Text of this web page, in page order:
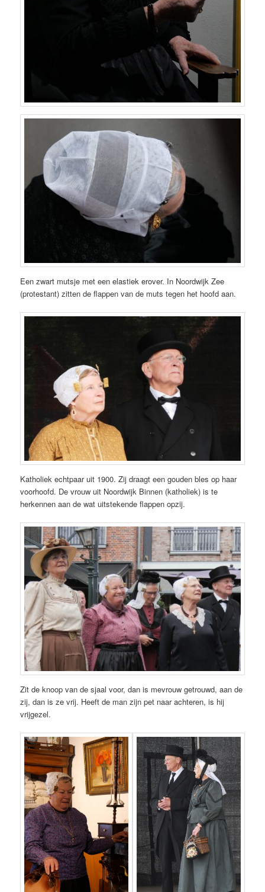
Een zwart mutsje met een elastiek erover. In Noordwijk Zee
(protestant) zitten de flappen van de muts tegen het hoofd aan.
Katholiek echtpaar uit 1900. Zij draagt een gouden bles op haar
voorhoofd. De vrouw uit Noordwijk Binnen (katholiek) is te
herkennen aan de wat uitstekende flappen opzij.
Zit de knoop van de sjaal voor, dan is mevrouw getrouwd, aan de
zij, dan is ze vrij. Heeft de man zijn pet naar achteren, is hij
vrijgezel.